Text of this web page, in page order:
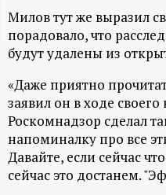
а
ц
и
о
н
Милов тут же выразил
порадовало, что
будут удалены из
«Даже приятно
заявил он в ходе
Роскомнадзор сделал
напоминалку про все
Давайте, если сейчас
сейчас это достанем.